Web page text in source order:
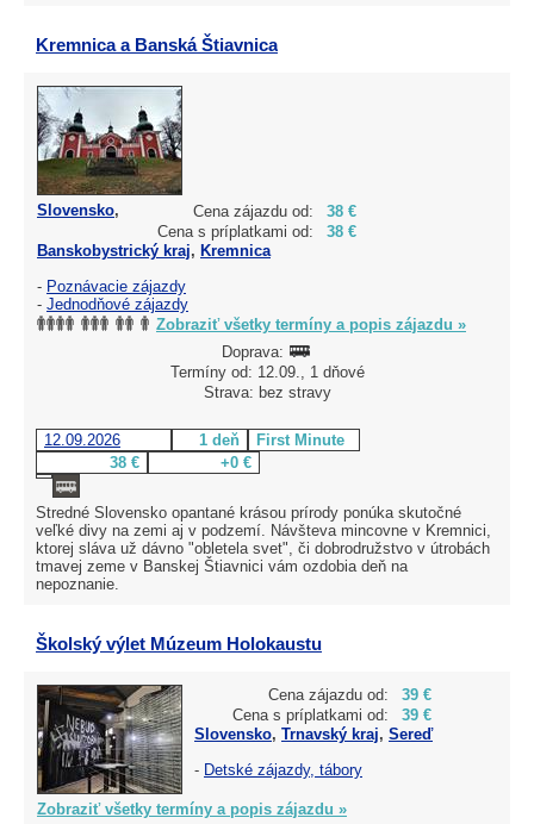
Kremnica a Banská Štiavnica
Cena zájazdu od:
38 €
Cena s príplatkami od:
38 €
Slovensko,
Banskobystrický kraj, Kremnica
- Poznávacie zájazdy
- Jednodňové zájazdy
Zobraziť všetky termíny a popis zájazdu »
Doprava:
Termíny od: 12.09., 1 dňové
Strava: bez stravy
12.09.2026 1 deň
First Minute
38 €
+0 €
Stredné Slovensko opantané krásou prírody ponúka skutočné
veľké divy na zemi aj v podzemí. Návšteva mincovne v Kremnici,
ktorej sláva už dávno "obletela svet", či dobrodružstvo v útrobách
tmavej zeme v Banskej Štiavnici vám ozdobia deň na
nepoznanie.
Školský výlet Múzeum Holokaustu
Cena zájazdu od:
39 €
Cena s príplatkami od:
39 €
Slovensko, Trnavský kraj, Sereď
- Detské zájazdy, tábory
Zobraziť všetky termíny a popis zájazdu »